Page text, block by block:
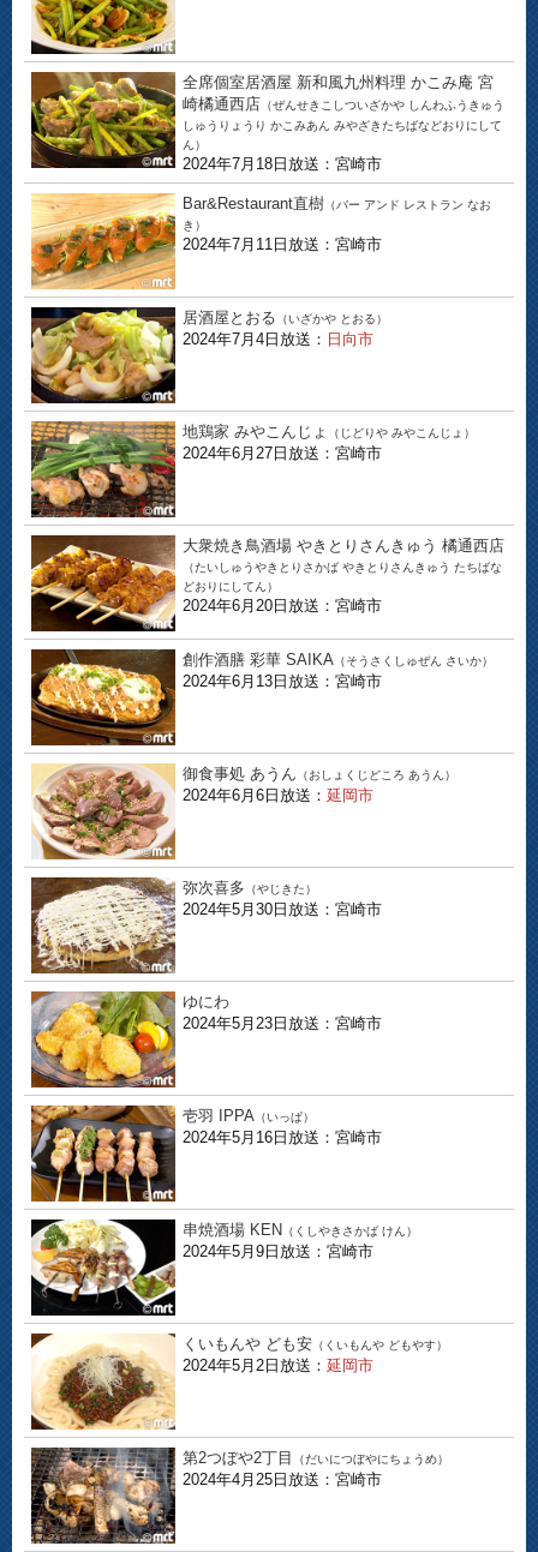
全席個室居酒屋 新和風九州料理 かこみ庵 宮
崎橘通西店 （ぜんせきこしついざかや しんわふうきゅう
しゅうりょうり かこみあん みやざきたちばなどおりにして
ん）
2024年7月18日放送：宮崎市
Bar&Restaurant直樹 （バー アンド レストラン なお
き）
2024年7月11日放送：宮崎市
居酒屋とおる （いざかや とおる）
2024年7月4日放送： 日向市
地鶏家 みやこんじょ （じどりや みやこんじょ）
2024年6月27日放送：宮崎市
大衆焼き鳥酒場 やきとりさんきゅう 橘通西店
（たいしゅうやきとりさかば やきとりさんきゅう たちばな
どおりにしてん）
2024年6月20日放送：宮崎市
創作酒膳 彩華 SAIKA （そうさくしゅぜん さいか）
2024年6月13日放送：宮崎市
御食事処 あうん （おしょくじどころ あうん）
2024年6月6日放送： 延岡市
弥次喜多 （やじきた）
2024年5月30日放送：宮崎市
ゆにわ
2024年5月23日放送：宮崎市
壱羽 IPPA （いっぱ）
2024年5月16日放送：宮崎市
串焼酒場 KEN （くしやきさかば けん）
2024年5月9日放送：宮崎市
くいもんや ども安 （くいもんや どもやす）
2024年5月2日放送： 延岡市
第2つぼや2丁目 （だいにつぼやにちょうめ）
2024年4月25日放送：宮崎市